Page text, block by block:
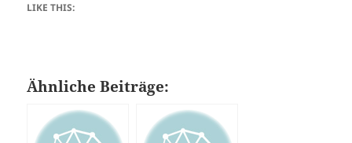
LIKE THIS:
Ähnliche Beiträge: